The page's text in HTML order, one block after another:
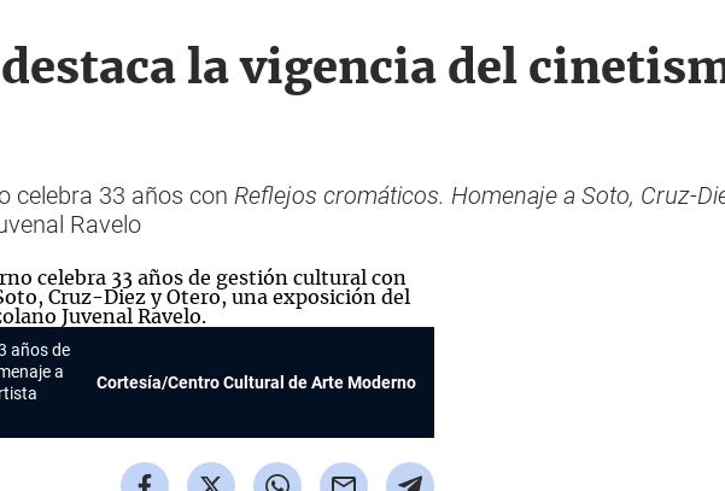
la vigencia del
celebra 33 años con Reflejos cromáticos. Homenaje a Soto, Cruz-
Ravelo
años de
a
Cortesía/Centro Cultural de Arte Moderno